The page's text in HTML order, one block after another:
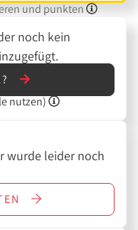
und punkten
noch kein
nutzen)
wurde leider noch